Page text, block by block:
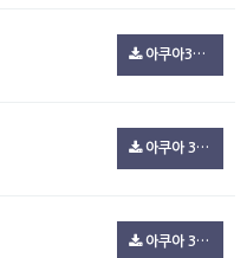
아쿠아350_절수등급.pdf(216.1K)
아쿠아 380 시험성적서.pdf(99.4K)
아쿠아 330 시험성적서.pdf(99.4K)